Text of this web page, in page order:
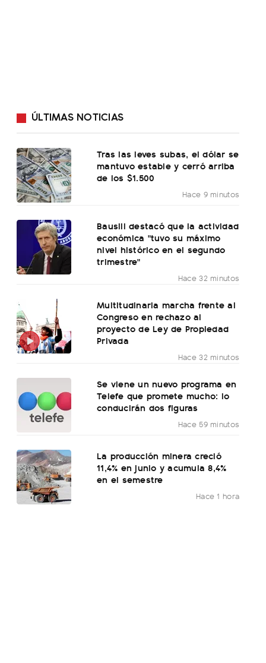
ÚLTIMAS NOTICIAS
Tras las leves subas, el dólar se
mantuvo estable y cerró arriba
de los $1.500
Hace 9 minutos
Bausili destacó que la actividad
económica "tuvo su máximo
nivel histórico en el segundo
trimestre"
Hace 32 minutos
Multitudinaria marcha frente al
Congreso en rechazo al
proyecto de Ley de Propiedad
Privada
Hace 32 minutos
Se viene un nuevo programa en
Telefe que promete mucho: lo
conducirán dos figuras
Hace 59 minutos
La producción minera creció
11,4% en junio y acumula 8,4%
en el semestre
Hace 1 hora